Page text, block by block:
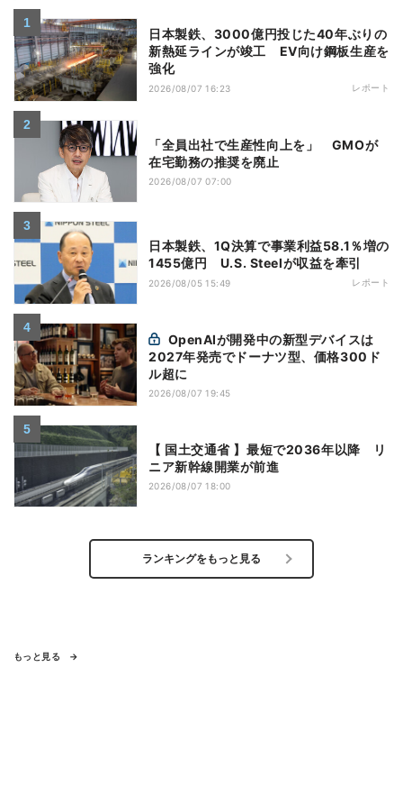
日本製鉄、3000億円投じた40年ぶりの
新熱延ラインが竣工 EV向け鋼板生産を
強化
2026/08/07 16:23 レポート
「全員出社で生産性向上を」 GMOが
在宅勤務の推奨を廃止
2026/08/07 07:00
日本製鉄、1Q決算で事業利益58.1％増の
1455億円 U.S. Steelが収益を牽引
2026/08/05 15:49 レポート
2027年発売でドーナツ型、価格300ド
ル超に
2026/08/07 19:45
【 国土交通省 】最短で2036年以降 リ
ニア新幹線開業が前進
2026/08/07 18:00
ランキングをもっと見る
もっと見る